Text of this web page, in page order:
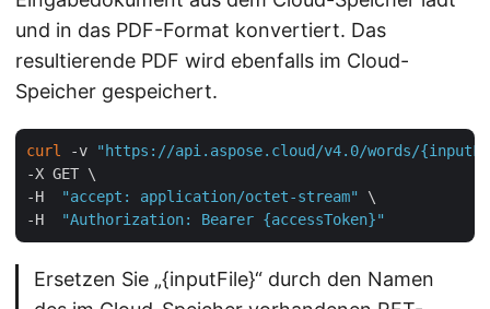
und in das PDF-Format konvertiert. Das
resultierende PDF wird ebenfalls im Cloud-
Speicher gespeichert.
curl -v
"https://api.aspose.cloud/v4.0/words/
-X GET \
-H
"accept: application/octet-stream"
\
-H
"Authorization: Bearer {accessToken}"
Ersetzen Sie „{inputFile}“ durch den Namen